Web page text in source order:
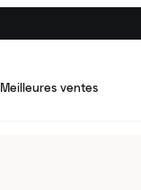
Meilleures ventes